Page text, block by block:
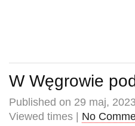
W Węgrowie
Published on 29 maj,
Viewed times | No